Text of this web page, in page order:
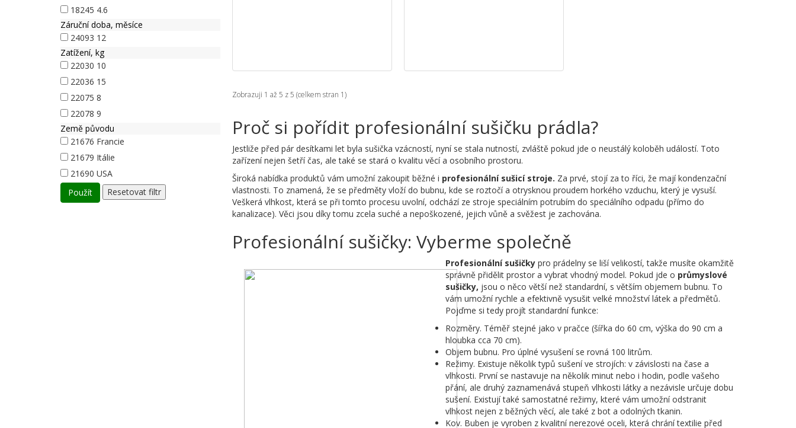
18245
4.6
Záruční doba, měsíce
24093
12
Zatížení, kg
22030
10
22036
15
22075 8
22078 9
Země původu
21676
Francie
21679 Itálie
21690
USA
Zobrazuji 1 až 5 z 5 (celkem stran 1)
Proč si pořídit profesionální sušičku prádla?
Jestliže před pár desítkami let byla sušička vzácností, nyní se stala nutností, zvláště pokud jde o neustálý koloběh událostí. Toto
zařízení nejen šetří čas, ale také se stará o kvalitu věcí a osobního prostoru.
Široká nabídka produktů vám umožní zakoupit běžné i profesionální sušicí stroje. Za prvé, stojí za to říci, že mají kondenzační
vlastnosti. To znamená, že se předměty vloží do bubnu, kde se roztočí a otrysknou proudem horkého vzduchu, který je vysuší.
Veškerá vlhkost, která se při tomto procesu uvolní, odchází ze stroje speciálním potrubím do speciálního odpadu (přímo do
kanalizace). Věci jsou díky tomu zcela suché a nepoškozené, jejich vůně a svěžest je zachována.
Profesionální sušičky: Vyberme společně
Profesionální sušičky pro prádelny se liší velikostí, takže musíte okamžitě
správně přidělit prostor a vybrat vhodný model. Pokud jde o průmyslové
sušičky, jsou o něco větší než standardní, s větším objemem bubnu. To
vám umožní rychle a efektivně vysušit velké množství látek a předmětů.
Pojďme si tedy projít standardní funkce:
Rozměry. Téměř stejné jako v pračce (šířka do 60 cm, výška do 90 cm a
hloubka cca 70 cm).
Objem bubnu. Pro úplné vysušení se rovná 100 litrům.
Režimy. Existuje několik typů sušení ve strojích: v závislosti na čase a
vlhkosti. První se nastavuje na několik minut nebo i hodin, podle vašeho
přání, ale druhý zaznamenává stupeň vlhkosti látky a nezávisle určuje dobu
sušení. Existují také samostatné režimy, které vám umožní odstranit
vlhkost nejen z běžných věcí, ale také z bot a odolných tkanin.
Kov. Buben je vyroben z kvalitní nerezové oceli, která chrání textilie před